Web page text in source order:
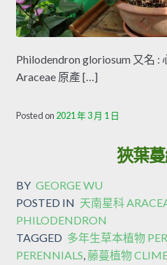
Philodendron gloriosum 又名 :
Araceae 原產 […]
Posted on 2021 年 3 月 1 日
狹葉
BY GEORGE WU
POSTED IN 天南星科
PHILODENDRON
TAGGED 多年生草本植物
PERENNIALS, 藤蔓植物